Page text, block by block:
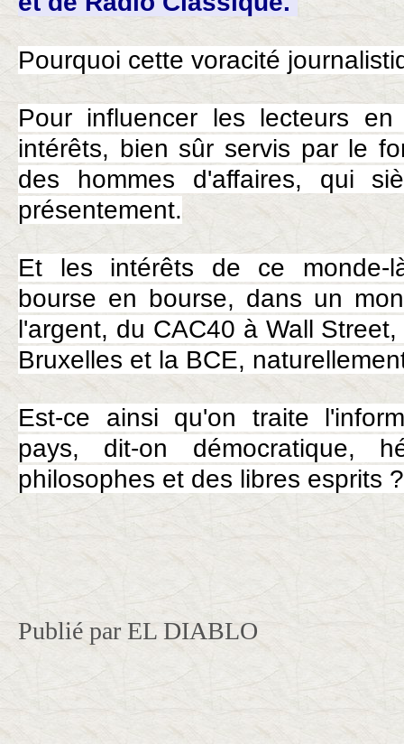
Pourquoi cette voracité
Pour influencer les lecteurs
intérêts, bien sûr servis par le
des hommes d'affaires, qui
présentement.
Et les intérêts de ce monde-
bourse en bourse, dans un
l'argent, du CAC40 à Wall
Bruxelles et la BCE,
Est-ce ainsi qu'on traite
pays, dit-on démocratique,
philosophes et des libres esprits ?
Publié par EL DIABLO